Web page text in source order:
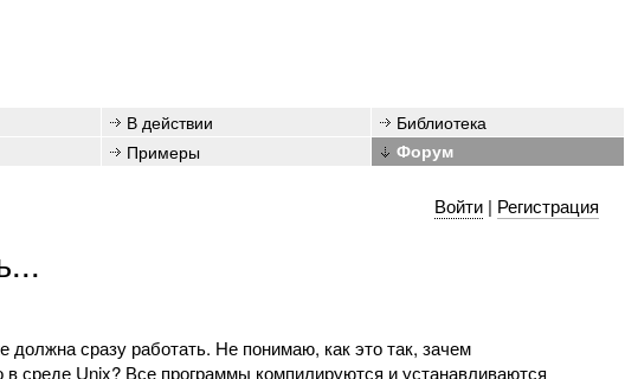
В действии
Библиотека
Примеры Форум
Войти| Регистрация
сразу работать. Не понимаю, как это так, зачем
Unix? Все программы компилируются и устанавливаются